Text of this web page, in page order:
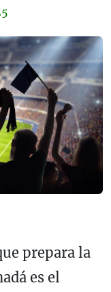
prepara la
es el